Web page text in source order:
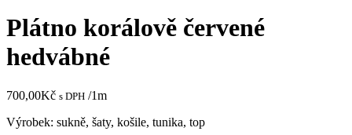
Plátno korálově červené
hedvábné
700,00Kč s DPH /1m
Výrobek: sukně, šaty, košile, tunika, top